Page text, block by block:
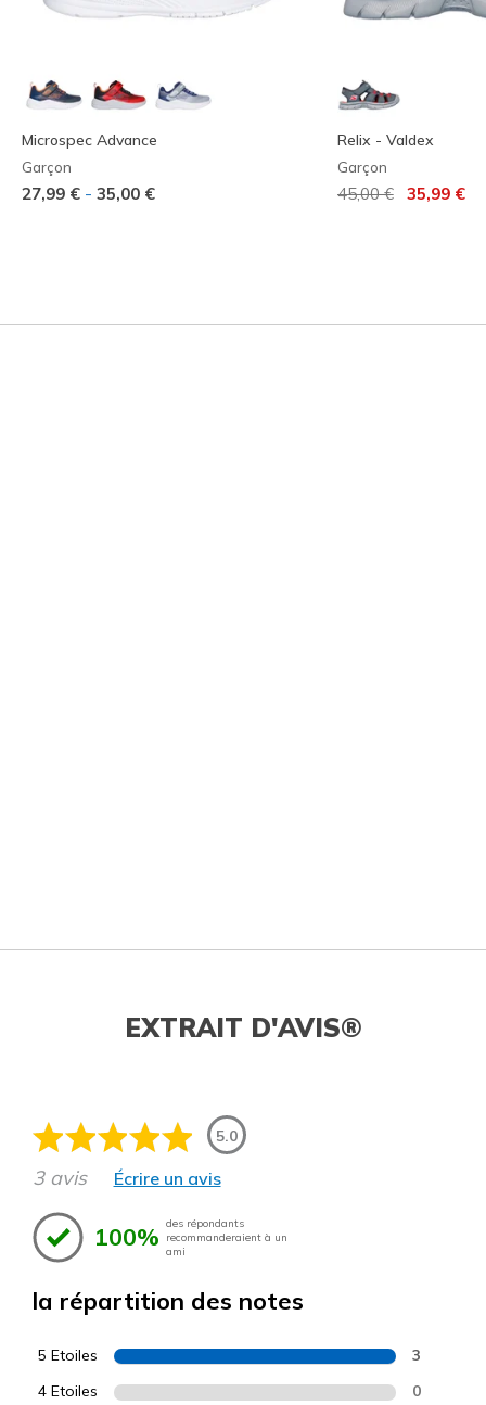
Microspec Advance
Garçon
27,99 € - 35,00 €
Relix - Valdex
Garçon
Prix réduit de
45,00 €à 35,99 €
EXTRAIT D'AVIS®
5.0
3 avis Écrire un avis
100% des répondants
recommanderaient à un
ami
la répartition des notes
5 Etoiles 3
4 Etoiles 0